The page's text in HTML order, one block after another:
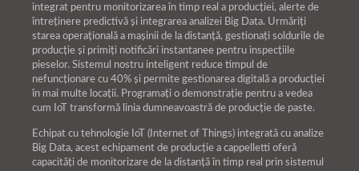
integrat pentru monitorizarea în timp real a producției, alerte de
întreținere predictivă și integrarea analizei Big Data. Urmăriți
starea operațională a mașinii de la distanță, gestionați soldurile de
producție și primiți notificări instantanee pentru inspecțiile
pieselor. Sistemul nostru inteligent reduce timpul de
nefuncționare cu 40% și permite gestionarea digitală a producției
în mai multe locații. Programați o demonstrație pentru a vedea
cum IoT transformă linia dumneavoastră de producție de paste.
Echipat cu tehnologie IoT (Internet of Things) integrată cu analize
Big Data, acest echipament de producție a cappelletti oferă
capacități de monitorizare de la distanță în timp real prin sistemul